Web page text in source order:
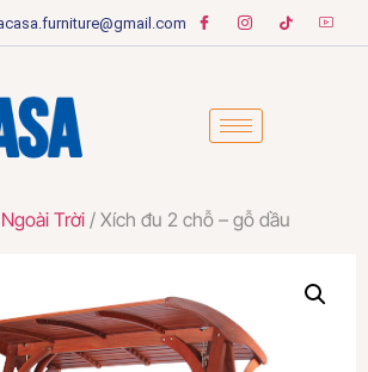
Trời / Xích đu 2 chỗ – gỗ dầu